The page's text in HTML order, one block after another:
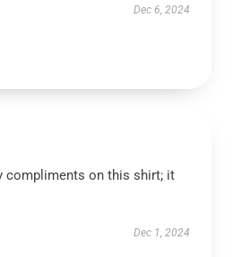
Dec 6, 2024
compliments on this shirt; it
Dec 1, 2024